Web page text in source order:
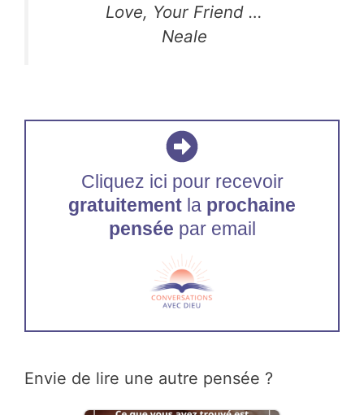
Love, Your Friend …
Neale
Cliquez ici pour recevoir
gratuitement la prochaine
pensée par email
Envie de lire une autre pensée ?